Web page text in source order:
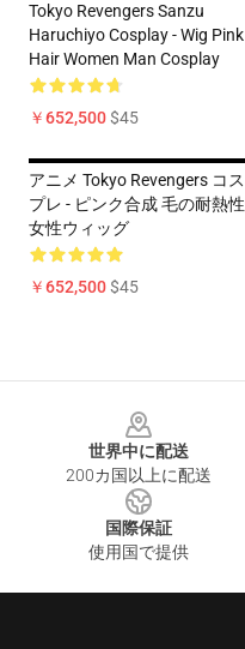
Tokyo Revengers Sanzu
Haruchiyo Cosplay - Wig Pink
Hair Women Man Cosplay
￥652,500$45
アニメ Tokyo Revengers コス
プレ - ピンク合成 毛の耐熱性
女性ウィッグ
￥652,500$45
世界中に配送
200カ国以上に配送
国際保証
使用国で提供